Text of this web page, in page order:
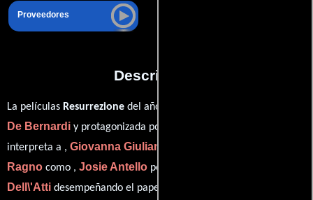
Proveedores
Descripción
La películas Resurrezione del año 2019, está dirigida por
De Bernardi y protagonizada por
interpreta a , Giovanna Giuliani
Ragno como , Josie Antello personificando a y
Dell\'Atti desempeñando el papel de (